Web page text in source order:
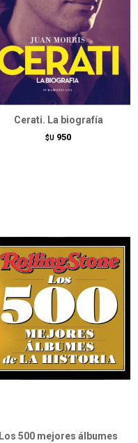
Cerati. La biografía
$U 950
Los 500 mejores álbumes